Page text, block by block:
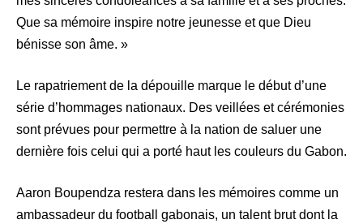
Que sa mémoire inspire notre jeunesse et que Dieu
bénisse son âme. »
Le rapatriement de la dépouille marque le début d’une
série d’hommages nationaux. Des veillées et cérémonies
sont prévues pour permettre à la nation de saluer une
dernière fois celui qui a porté haut les couleurs du Gabon.
Aaron Boupendza restera dans les mémoires comme un
ambassadeur du football gabonais, un talent brut dont la